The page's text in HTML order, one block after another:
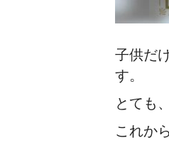
子供だ
す。
とても
これか